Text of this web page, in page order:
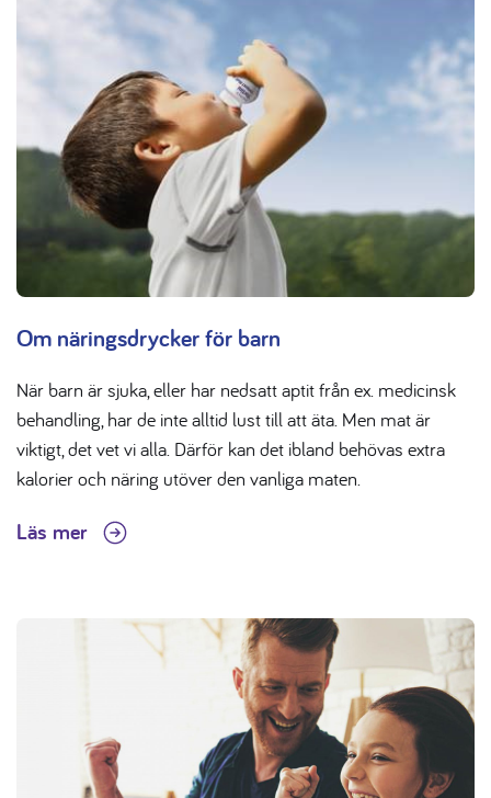
Om näringsdrycker för barn
När barn är sjuka, eller har nedsatt aptit från ex. medicinsk
behandling, har de inte alltid lust till att äta. Men mat är
viktigt, det vet vi alla. Därför kan det ibland behövas extra
kalorier och näring utöver den vanliga maten.
Läs mer